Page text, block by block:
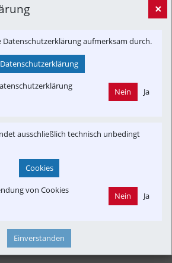
Newslink POI
Fahrzeug-Portrait
×
Datenschutzerklärung aufmerksam durch.
Datenschutzerklärung
Nein Ja
ausschließlich technisch unbedingt
Cookies
von Cookies
Nein Ja
Einverstanden